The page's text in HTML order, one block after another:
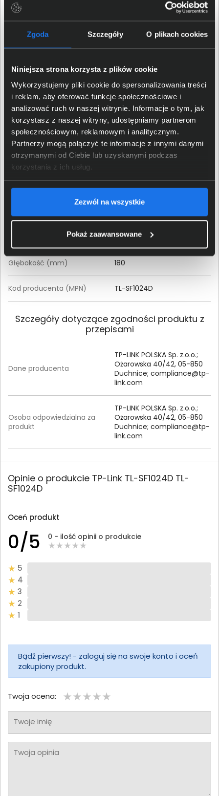
Zgoda Szczegóły O plikach cookies
Niniejsza strona korzysta z plików cookie
Wykorzystujemy pliki cookie do spersonalizowania treści
i reklam, aby oferować funkcje społecznościowe i
analizować ruch w naszej witrynie. Informacje o tym, jak
korzystasz z naszej witryny, udostępniamy partnerom
społecznościowym, reklamowym i analitycznym.
Partnerzy mogą połączyć te informacje z innymi danymi
otrzymanymi od Ciebie lub uzyskanymi podczas
korzystania z ich usług.
Zezwól na wszystkie
Pokaż zaawansowane
Rodzaj gwarancji
Właściwości fizyczne
Rodzaj obudowy RACK 1U, wolnostojący
Materiał wykonania
obudowy
Metal, Tworzywa sztuczne
Kolor obudowy Czarny
294
Głębokość (mm) 180
Kod producenta (MPN) TL-SF1024D
Szczegóły dotyczące zgodności produktu z
przepisami
Dane producenta
TP-LINK POLSKA Sp. z.o.o.;
Ożarowska 40/42, 05-850
Duchnice; compliance@tp-
link.com
Osoba odpowiedzialna za
produkt
TP-LINK POLSKA Sp. z.o.o.;
Ożarowska 40/42, 05-850
Duchnice; compliance@tp-
link.com
Opinie o produkcie TP-Link TL-SF1024D TL-
SF1024D
Oceń produkt
0/5 0 - ilość opinii o produkcie
5
4
3
2
1
Bądź pierwszy! - zaloguj się na swoje konto i oceń
zakupiony produkt.
Twoja ocena:
Twoje imię
Twoja opinia